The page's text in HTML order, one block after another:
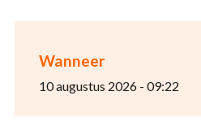
Wanneer
10 augustus 2026 - 09:22